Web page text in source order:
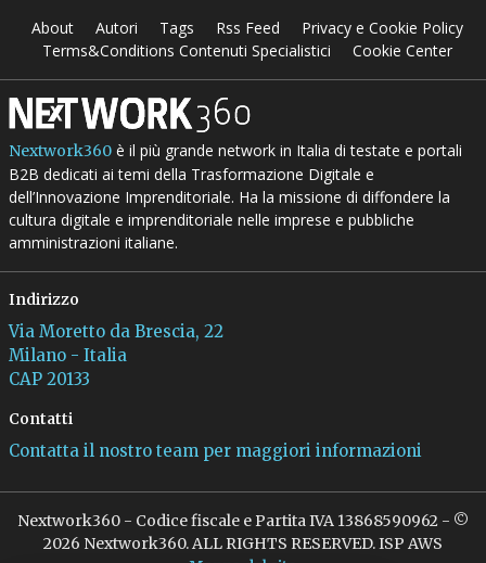
About Autori Tags Rss Feed
Privacy e Cookie Policy
Terms&Conditions Contenuti Specialistici
Cookie Center
Nextwork360è il più grande network in Italia di testate e portali
B2B dedicati ai temi della Trasformazione Digitale e
dell’Innovazione Imprenditoriale. Ha la missione di diffondere la
cultura digitale e imprenditoriale nelle imprese e pubbliche
amministrazioni italiane.
Indirizzo
Via Moretto da Brescia, 22
Milano - Italia
CAP 20133
Contatti
Contatta il nostro team per maggiori informazioni
Nextwork360 - Codice fiscale e Partita IVA 13868590962 - ©
2026 Nextwork360. ALL RIGHTS RESERVED. ISP AWS